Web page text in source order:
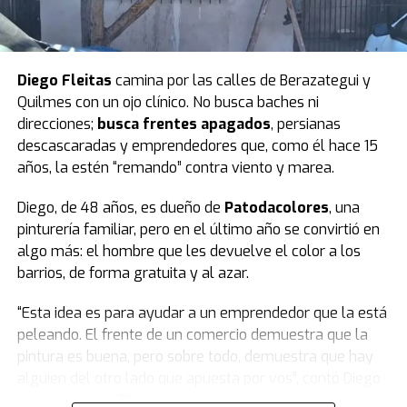
Luego pidió un minuto de silencio por las víctimas e hizo
parar a todo el bloque. El peronismo observó y
Villarruel aclaró que ella no podía definir eso.
Finalmente, todos se pusieron de pie y se hizo silencio.
El peronismo se opuso desde el inicioy, además de
advertir que la ley se concentra en lo punitivo y no en la
protección de las infancias, remarcó que los fondos
presupuestados resultan insuficientes.
Según la norma,el presupuesto para un sistema que
reduce la edad de 16 a 14 años destina $23.700
millones a las provincias.
costo del metro cuadrado es de 3,2 millones de pesos.
Con el presupuesto previsto se podrían construir 7.400
Diego Fleitas camina por las calles de Berazategui y
Quilmes con un ojo clínico. No busca baches ni
direcciones; busca frentes apagados, persianas
descascaradas y emprendedores que, como él hace 15
años, la estén “remando” contra viento y marea.
Diego, de 48 años, es dueño de Patodacolores, una
pinturería familiar, pero en el último año se convirtió en
algo más: el hombre que les devuelve el color a los
barrios, de forma gratuita y al azar.
“Esta idea es para ayudar a un emprendedor que la está
peleando. El frente de un comercio demuestra que la
pintura es buena, pero sobre todo, demuestra que hay
en diálogo conTN.